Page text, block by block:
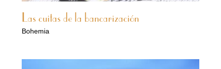
Las cuitas de la bancarización
Bohemia